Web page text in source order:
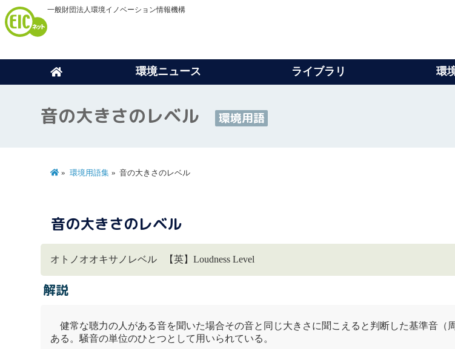
一般財団法人環境イノベーション情報機構
環境ニュース ライブラリ 環
音の大きさのレベル 環境用語
環境用語集 音の大きさのレベル
音の大きさのレベル
オトノオオキサノレベル 【英】Loudness Level
解説
健常な聴力の人がある音を聞いた場合その音と同じ大きさに聞こえると判断した基準音（
ある。騒音の単位のひとつとして用いられている。